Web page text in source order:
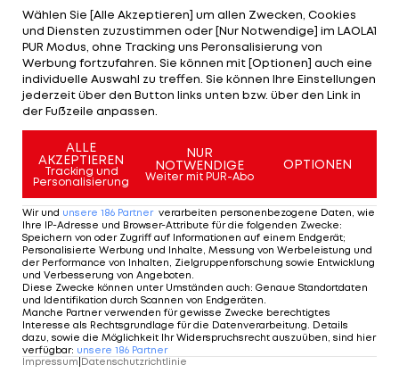
Verhältnissen zu kämpfen, verbessert sich aber
mit einem Sieg zum Schluss auf Rang vier. Die
Briten Ben Saxton/Nicola Groves liegen in Front.
"Wir haben unser Ziel mit der Qualifikation für das
Medal-Race erreicht. Da ist durch die doppelten
Punkte alles drin", sagt Frank.
Mehr zum Thema
Wählen Sie [Alle Akzeptieren] um allen Zwecken, Cookies
und Diensten zuzustimmen oder [Nur Notwendige] im LAOLA1
PUR Modus, ohne Tracking uns Peronsalisierung von
Werbung fortzufahren. Sie können mit [Optionen] auch eine
individuelle Auswahl zu treffen. Sie können Ihre Einstellungen
jederzeit über den Button links unten bzw. über den Link in
der Fußzeile anpassen.
ALLE
AKZEPTIEREN
Tracking und
Personalisierung
NUR
NOTWENDIGE
Weiter mit PUR-Abo
OPTIONEN
Wir und unsere 186 Partner verarbeiten personenbezogene Daten, wie
Ihre IP-Adresse und Browser-Attribute für die folgenden Zwecke:
Speichern von oder Zugriff auf Informationen auf einem Endgerät;
Personalisierte Werbung und Inhalte, Messung von Werbeleistung und
der Performance von Inhalten, Zielgruppenforschung sowie Entwicklung
und Verbesserung von Angeboten.
Diese Zwecke können unter Umständen auch: Genaue Standortdaten
und Identifikation durch Scannen von Endgeräten.
Manche Partner verwenden für gewisse Zwecke berechtigtes
Interesse als Rechtsgrundlage für die Datenverarbeitung. Details
dazu, sowie die Möglichkeit Ihr Widerspruchsrecht auszuüben, sind hier
verfügbar: unsere 186 Partner
Impressum Datenschutzrichtlinie